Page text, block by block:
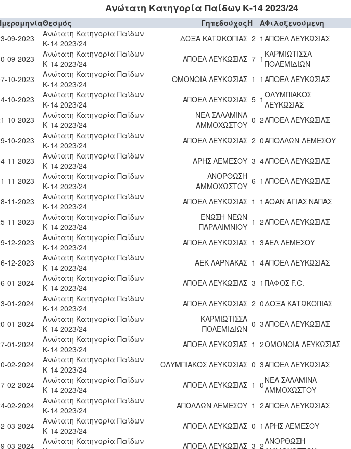
Ανώτατη Κατηγορία Παίδων Κ-14 2023/24
Θεσμός ΓηπεδούχοςH AΦιλοξενούμενη
09-2023
Ανώτατη Κατηγορία Παίδων
Κ-14 2023/24
ΔΟΞΑ ΚΑΤΩΚΟΠΙΑΣ 2 1 ΑΠΟΕΛ ΛΕΥΚΩΣΙΑΣ
09-2023
Ανώτατη Κατηγορία Παίδων
Κ-14 2023/24
ΑΠΟΕΛ ΛΕΥΚΩΣΙΑΣ 7 1 ΚΑΡΜΙΩΤΙΣΣΑ
ΠΟΛΕΜΙΔΙΩΝ
10-2023
Ανώτατη Κατηγορία Παίδων
Κ-14 2023/24
ΟΜΟΝΟΙΑ ΛΕΥΚΩΣΙΑΣ 1 1 ΑΠΟΕΛ ΛΕΥΚΩΣΙΑΣ
10-2023
Ανώτατη Κατηγορία Παίδων
Κ-14 2023/24
ΑΠΟΕΛ ΛΕΥΚΩΣΙΑΣ 5 1 ΟΛΥΜΠΙΑΚΟΣ
ΛΕΥΚΩΣΙΑΣ
10-2023
Ανώτατη Κατηγορία Παίδων
Κ-14 2023/24
ΝΕΑ ΣΑΛΑΜΙΝΑ
ΑΜΜΟΧΩΣΤΟΥ 0 2ΑΠΟΕΛ ΛΕΥΚΩΣΙΑΣ
10-2023
Ανώτατη Κατηγορία Παίδων
Κ-14 2023/24
ΑΠΟΕΛ ΛΕΥΚΩΣΙΑΣ 2 0ΑΠΟΛΛΩΝ ΛΕΜΕΣΟΥ
11-2023
Ανώτατη Κατηγορία Παίδων
Κ-14 2023/24
ΑΡΗΣ ΛΕΜΕΣΟΥ 3 4ΑΠΟΕΛ ΛΕΥΚΩΣΙΑΣ
11-2023
Ανώτατη Κατηγορία Παίδων
Κ-14 2023/24
ΑΝΟΡΘΩΣΗ
ΑΜΜΟΧΩΣΤΟΥ 6 1 ΑΠΟΕΛ ΛΕΥΚΩΣΙΑΣ
11-2023
Ανώτατη Κατηγορία Παίδων
Κ-14 2023/24
ΑΠΟΕΛ ΛΕΥΚΩΣΙΑΣ 1 1 ΑΟΑΝ ΑΓΙΑΣ ΝΑΠΑΣ
11-2023
Ανώτατη Κατηγορία Παίδων
Κ-14 2023/24
ΕΝΩΣΗ ΝΕΩΝ
ΠΑΡΑΛΙΜΝΙΟΥ 1 2ΑΠΟΕΛ ΛΕΥΚΩΣΙΑΣ
12-2023
Ανώτατη Κατηγορία Παίδων
Κ-14 2023/24
ΑΠΟΕΛ ΛΕΥΚΩΣΙΑΣ 1 3ΑΕΛ ΛΕΜΕΣΟΥ
12-2023
Ανώτατη Κατηγορία Παίδων
Κ-14 2023/24
ΑΕΚ ΛΑΡΝΑΚΑΣ 1 4ΑΠΟΕΛ ΛΕΥΚΩΣΙΑΣ
01-2024
Ανώτατη Κατηγορία Παίδων
Κ-14 2023/24
ΑΠΟΕΛ ΛΕΥΚΩΣΙΑΣ 3 1 ΠΑΦΟΣ F.C.
01-2024
Ανώτατη Κατηγορία Παίδων
Κ-14 2023/24
ΑΠΟΕΛ ΛΕΥΚΩΣΙΑΣ 2 0ΔΟΞΑ ΚΑΤΩΚΟΠΙΑΣ
01-2024
Ανώτατη Κατηγορία Παίδων
Κ-14 2023/24
ΚΑΡΜΙΩΤΙΣΣΑ
ΠΟΛΕΜΙΔΙΩΝ 0 3ΑΠΟΕΛ ΛΕΥΚΩΣΙΑΣ
01-2024
Ανώτατη Κατηγορία Παίδων
Κ-14 2023/24
ΑΠΟΕΛ ΛΕΥΚΩΣΙΑΣ 1 2ΟΜΟΝΟΙΑ ΛΕΥΚΩΣΙΑΣ
02-2024
Ανώτατη Κατηγορία Παίδων
Κ-14 2023/24
ΟΛΥΜΠΙΑΚΟΣ ΛΕΥΚΩΣΙΑΣ 0 3ΑΠΟΕΛ ΛΕΥΚΩΣΙΑΣ
02-2024
Ανώτατη Κατηγορία Παίδων
Κ-14 2023/24
ΑΠΟΕΛ ΛΕΥΚΩΣΙΑΣ 1 0 ΝΕΑ ΣΑΛΑΜΙΝΑ
ΑΜΜΟΧΩΣΤΟΥ
02-2024
Ανώτατη Κατηγορία Παίδων
Κ-14 2023/24
ΑΠΟΛΛΩΝ ΛΕΜΕΣΟΥ 1 2ΑΠΟΕΛ ΛΕΥΚΩΣΙΑΣ
03-2024
Ανώτατη Κατηγορία Παίδων
Κ-14 2023/24
ΑΠΟΕΛ ΛΕΥΚΩΣΙΑΣ 0 1 ΑΡΗΣ ΛΕΜΕΣΟΥ
03-2024
Ανώτατη Κατηγορία Παίδων
ΑΠΟΕΛ ΛΕΥΚΩΣΙΑΣ 3 2ΑΝΟΡΘΩΣΗ